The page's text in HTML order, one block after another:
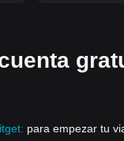
para empezar tu